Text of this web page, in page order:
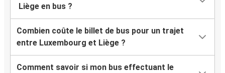
Liège en bus ?
Combien coûte le billet de bus pour un trajet
entre Luxembourg et Liège ?
Comment savoir si mon bus effectuant le